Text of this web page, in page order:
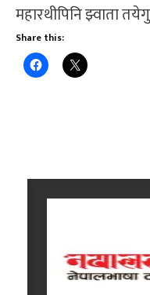
महारथीपिनि झ्वाता
Share this: